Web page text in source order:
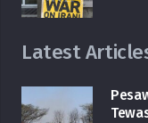
Latest